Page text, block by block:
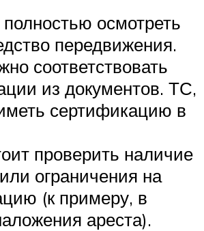
осмотреть
передвижения.
соответствовать
из документов. ТС,
сертификацию в
проверить наличие
ограничения на
(к примеру, в
ареста).